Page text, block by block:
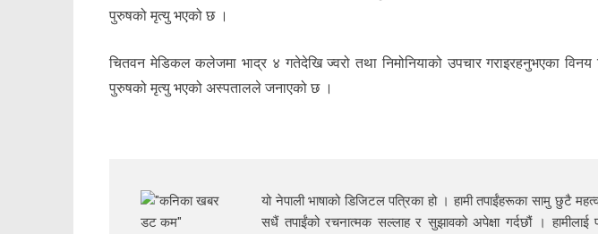
पुरुषको मृत्यु भएको छ ।
चितवन मेडिकल कलेजमा भाद्र ४ गतेदेखि ज्वरो तथा निमोनियाको उपचार गराइरहनुभएका विनय
पुरुषको मृत्यु भएको अस्पतालले जनाएको छ ।
यो नेपाली भाषाको डिजिटल पत्रिका हो । हामी तपाईंहरूका सामु छुटै
सधैं तपाईंको रचनात्मक सल्लाह र सुझावको अपेक्षा गर्दछौं ।